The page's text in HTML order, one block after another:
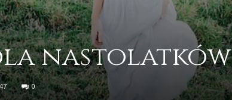
nastolatków
0